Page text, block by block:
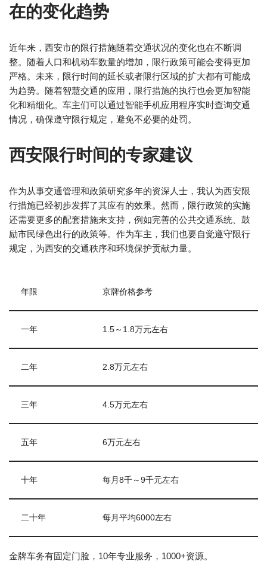
在的变化趋势
近年来，西安市的限行措施随着交通状况的变化也在不断调
整。随着人口和机动车数量的增加，限行政策可能会变得更加
严格。未来，限行时间的延长或者限行区域的扩大都有可能成
为趋势。随着智慧交通的应用，限行措施的执行也会更加智能
化和精细化。车主们可以通过智能手机应用程序实时查询交通
情况，确保遵守限行规定，避免不必要的处罚。
西安限行时间的专家建议
作为从事交通管理和政策研究多年的资深人士，我认为西安限
行措施已经初步发挥了其应有的效果。然而，限行政策的实施
还需要更多的配套措施来支持，例如完善的公共交通系统、鼓
励市民绿色出行的政策等。作为车主，我们也要自觉遵守限行
规定，为西安的交通秩序和环境保护贡献力量。
年限 京牌价格参考
一年 1.5～1.8万元左右
二年 2.8万元左右
三年 4.5万元左右
五年 6万元左右
十年 每月8千～9千元左右
二十年 每月平均6000左右
金牌车务有固定门脸，10年专业服务，1000+资源。